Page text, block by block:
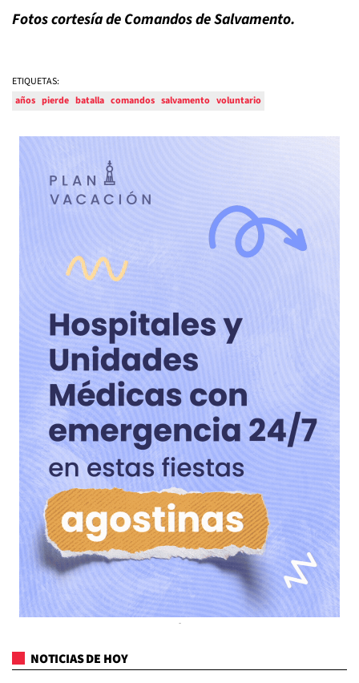
Fotos cortesía de Comandos de Salvamento.
ETIQUETAS:
años pierde batalla comandos salvamento voluntario
NOTICIAS DE HOY